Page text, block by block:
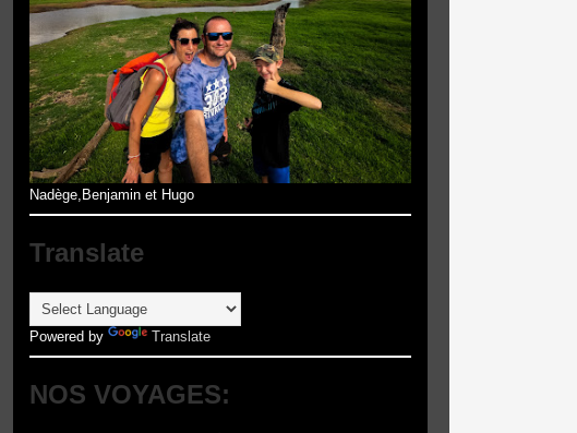
Nadège,Benjamin et Hugo
Translate
Powered by Translate
NOS VOYAGES: